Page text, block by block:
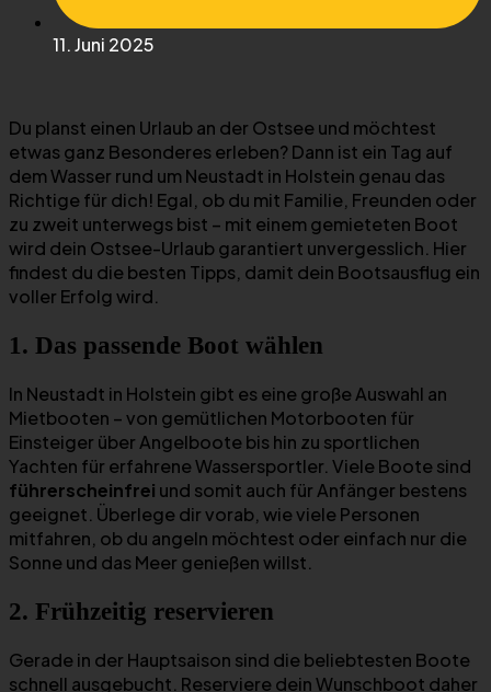
11. Juni 2025
Du planst einen Urlaub an der Ostsee und möchtest
etwas ganz Besonderes erleben? Dann ist ein Tag auf
dem Wasser rund um Neustadt in Holstein genau das
Richtige für dich! Egal, ob du mit Familie, Freunden oder
zu zweit unterwegs bist – mit einem gemieteten Boot
wird dein Ostsee-Urlaub garantiert unvergesslich. Hier
findest du die besten Tipps, damit dein Bootsausflug ein
voller Erfolg wird.
1. Das passende Boot wählen
In Neustadt in Holstein gibt es eine große Auswahl an
Mietbooten – von gemütlichen Motorbooten für
Einsteiger über Angelboote bis hin zu sportlichen
Yachten für erfahrene Wassersportler. Viele Boote sind
führerscheinfrei und somit auch für Anfänger bestens
geeignet. Überlege dir vorab, wie viele Personen
mitfahren, ob du angeln möchtest oder einfach nur die
Sonne und das Meer genießen willst.
2. Frühzeitig reservieren
Gerade in der Hauptsaison sind die beliebtesten Boote
schnell ausgebucht. Reserviere dein Wunschboot daher